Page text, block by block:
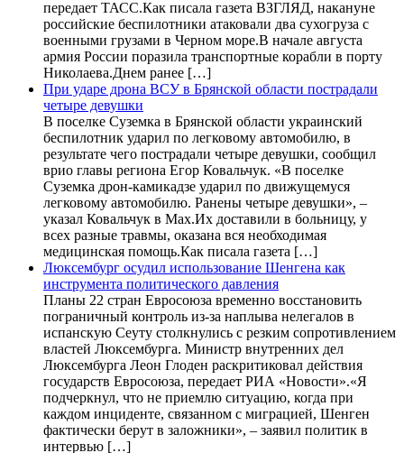
передает ТАСС.Как писала газета ВЗГЛЯД, накануне
российские беспилотники атаковали два сухогруза с
военными грузами в Черном море.В начале августа
армия России поразила транспортные корабли в порту
Николаева.Днем ранее […]
При ударе дрона ВСУ в Брянской области пострадали
четыре девушки
В поселке Суземка в Брянской области украинский
беспилотник ударил по легковому автомобилю, в
результате чего пострадали четыре девушки, сообщил
врио главы региона Егор Ковальчук. «В поселке
Суземка дрон-камикадзе ударил по движущемуся
легковому автомобилю. Ранены четыре девушки», –
указал Ковальчук в Max.Их доставили в больницу, у
всех разные травмы, оказана вся необходимая
медицинская помощь.Как писала газета […]
Люксембург осудил использование Шенгена как
инструмента политического давления
Планы 22 стран Евросоюза временно восстановить
пограничный контроль из-за наплыва нелегалов в
испанскую Сеуту столкнулись с резким сопротивлением
властей Люксембурга. Министр внутренних дел
Люксембурга Леон Глоден раскритиковал действия
государств Евросоюза, передает РИА «Новости».«Я
подчеркнул, что не приемлю ситуацию, когда при
каждом инциденте, связанном с миграцией, Шенген
фактически берут в заложники», – заявил политик в
интервью […]